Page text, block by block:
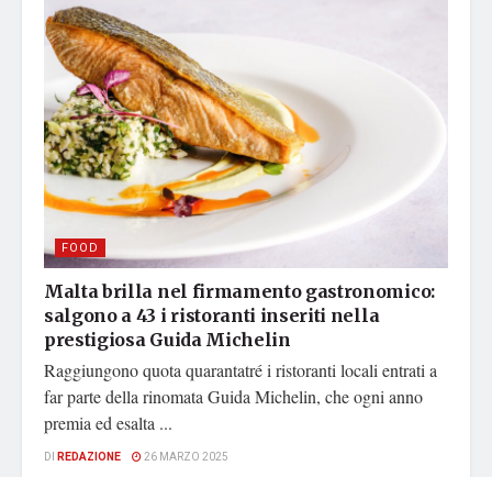
FOOD
Malta brilla nel firmamento gastronomico:
salgono a 43 i ristoranti inseriti nella
prestigiosa Guida Michelin
Raggiungono quota quarantatré i ristoranti locali entrati a
far parte della rinomata Guida Michelin, che ogni anno
premia ed esalta ...
DI REDAZIONE 26 MARZO 2025